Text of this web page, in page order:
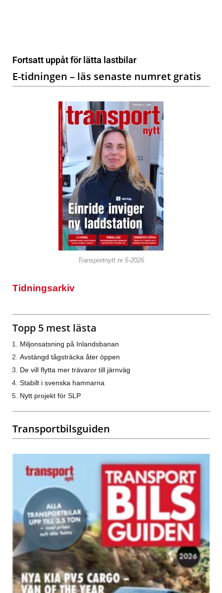
Fortsatt uppåt för lätta lastbilar
E-tidningen – läs senaste numret gratis
Transportnytt nr 5-2026
Tidningsarkiv
Topp 5 mest lästa
Miljonsatsning på Inlandsbanan
Avstängd tågsträcka åter öppen
De vill flytta mer trävaror till järnväg
Stabilt i svenska hamnarna
Nytt projekt för SLP
Transportbilsguiden